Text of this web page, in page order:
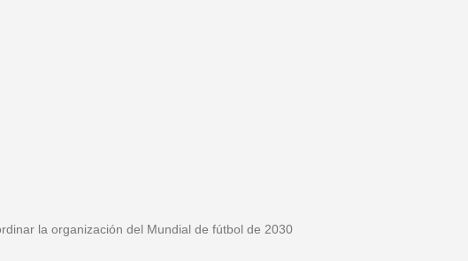
la organización del Mundial de fútbol de 2030